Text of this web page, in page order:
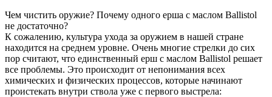
Чем чистить оружие? Почему одного ерша с маслом Ballistol
не достаточно?
К сожалению, культура ухода за оружием в нашей стране
находится на среднем уровне. Очень многие стрелки до сих
пор считают, что единственный ерш с маслом Ballistol решает
все проблемы. Это происходит от непонимания всех
химических и физических процессов, которые начинают
проистекать внутри ствола уже с первого выстрела: